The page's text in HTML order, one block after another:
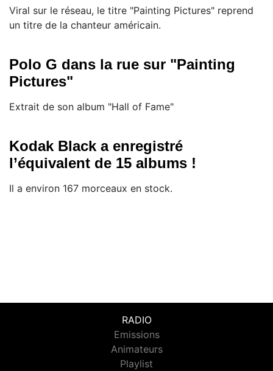
Viral sur le réseau, le titre "Painting Pictures" reprend
un titre de la chanteur américain.
Polo G dans la rue sur "Painting
Pictures"
Extrait de son album "Hall of Fame"
Kodak Black a enregistré
l’équivalent de 15 albums !
Il a environ 167 morceaux en stock.
RADIO
Emissions
Animateurs
Playlist